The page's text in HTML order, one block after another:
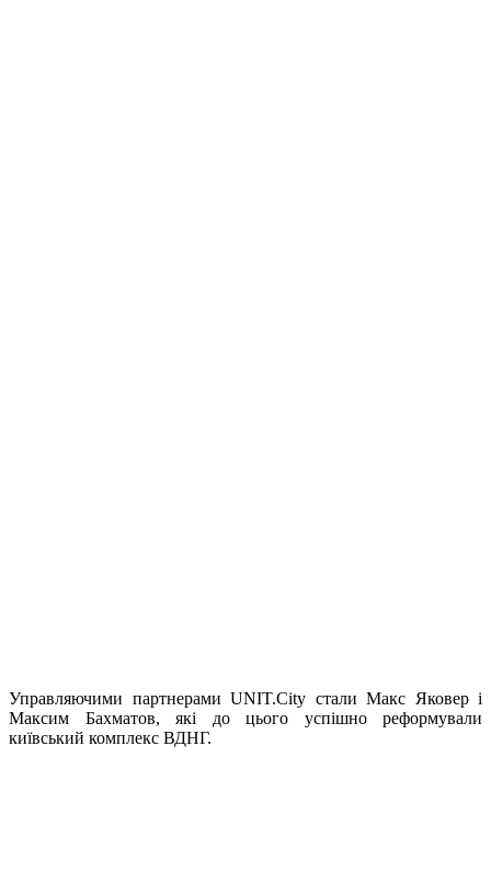
Управляючими партнерами UNIT.City стали Макс Яковер і
Максим Бахматов, які до цього успішно реформували
київський комплекс ВДНГ.